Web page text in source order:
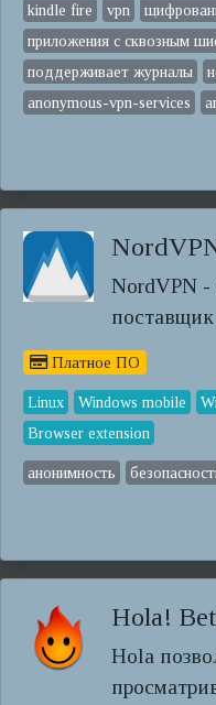
kindle fire vpn
приложения с сквозным
поддерживает журналы
anonymous-vpn-services
NordVPN
Платное ПО
Linux Windows mobile
Browser extension
анонимность
Hola!
Hola